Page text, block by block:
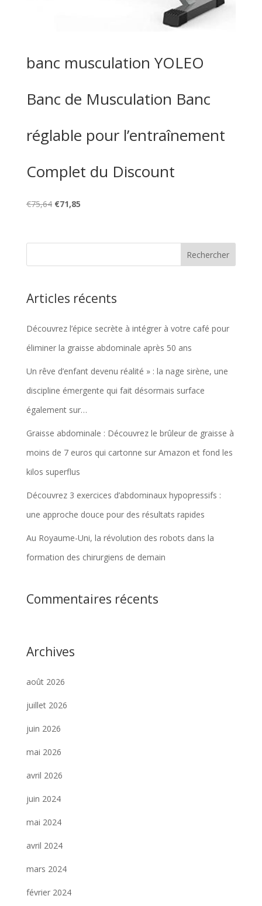
banc musculation YOLEO
Banc de Musculation Banc
réglable pour l’entraînement
Complet du Discount
€75,64 Le
était :
€71,85Le
est :
Articles récents
Découvrez l’épice secrète à intégrer à votre café pour
éliminer la graisse abdominale après 50 ans
Un rêve d’enfant devenu réalité » : la nage sirène, une
discipline émergente qui fait désormais surface
également sur…
Graisse abdominale : Découvrez le brûleur de graisse à
moins de 7 euros qui cartonne sur Amazon et fond les
kilos superflus
Découvrez 3 exercices d’abdominaux hypopressifs :
une approche douce pour des résultats rapides
Au Royaume-Uni, la révolution des robots dans la
formation des chirurgiens de demain
Commentaires récents
Archives
août 2026
juillet 2026
juin 2026
mai 2026
avril 2026
juin 2024
mai 2024
avril 2024
mars 2024
février 2024